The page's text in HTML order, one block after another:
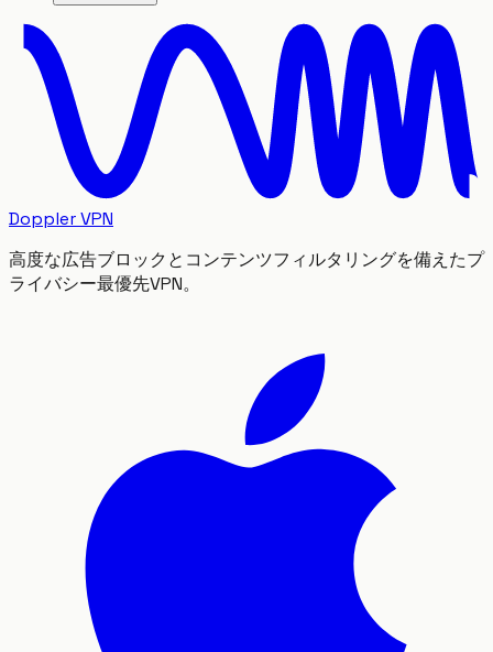
Doppler VPN
高度な広告ブロックとコンテンツフィルタリングを備えたプ
ライバシー最優先VPN。